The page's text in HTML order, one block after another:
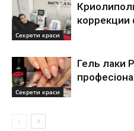
Секрети краси
коррекции
Секрети краси
Гель лаки